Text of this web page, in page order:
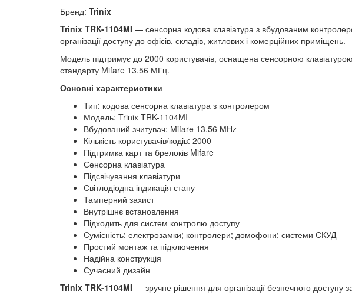
Бренд: Trinix
Trinix TRK-1104MI — сенсорна кодова клавіатура з вбудованим
організації доступу до офісів, складів, житлових і комерційних приміщень.
Модель підтримує до 2000 користувачів, оснащена сенсорною
стандарту Mifare 13.56 МГц.
Основні характеристики
Тип: кодова сенсорна клавіатура з контролером
Модель: Trinix TRK-1104MI
Вбудований зчитувач: Mifare 13.56 MHz
Кількість користувачів/кодів: 2000
Підтримка карт та брелоків Mifare
Сенсорна клавіатура
Підсвічування клавіатури
Світлодіодна індикація стану
Тамперний захист
Внутрішнє встановлення
Підходить для систем контролю доступу
Сумісність: електрозамки; контролери; домофони; системи СКУД
Простий монтаж та підключення
Надійна конструкція
Сучасний дизайн
Trinix TRK-1104MI — зручне рішення для організації безпечного доступу